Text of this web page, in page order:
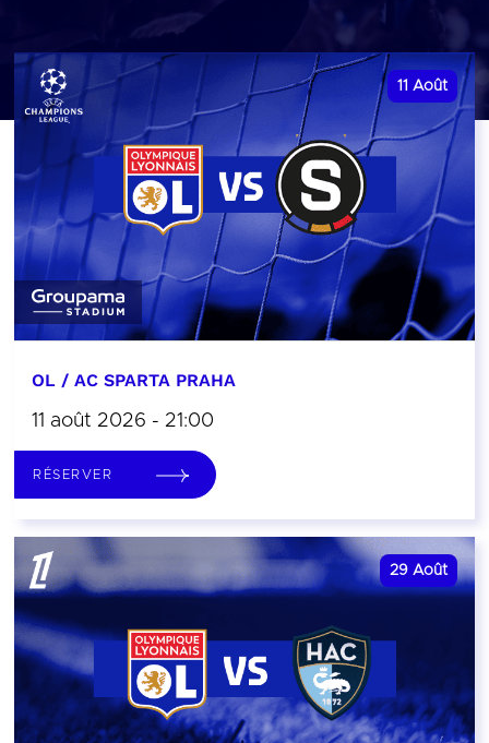
11 Août
OL / AC SPARTA PRAHA
11 août 2026 - 21:00
RÉSERVER
29 Août